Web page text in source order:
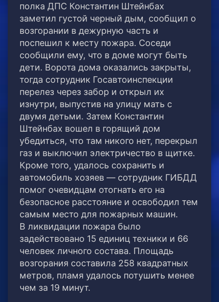
полка ДПС Константин Штейнбах
заметил густой черный дым, сообщил о
возгорании в дежурную часть и
поспешил к месту пожара. Соседи
сообщили ему, что в доме могут быть
дети. Ворота дома оказались закрыты,
тогда сотрудник Госавтоинспекции
перелез через забор и открыл их
изнутри, выпустив на улицу мать с
двумя детьми. Затем Константин
Штейнбах вошел в горящий дом
убедиться, что там никого нет, перекрыл
газ и выключил электричество в щитке.
Кроме того, удалось сохранить и
автомобиль хозяев — сотрудник ГИБДД
помог очевидцам отогнать его на
безопасное расстояние и освободил тем
самым место для пожарных машин.
В ликвидации пожара было
задействовано 15 единиц техники и 66
человек личного состава. Площадь
возгорания составила 258 квадратных
метров, пламя удалось потушить менее
чем за 19 минут.